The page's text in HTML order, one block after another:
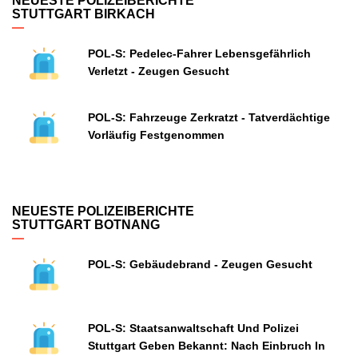
STUTTGART BIRKACH
POL-S: Pedelec-Fahrer Lebensgefährlich
Verletzt - Zeugen Gesucht
POL-S: Fahrzeuge Zerkratzt - Tatverdächtige
Vorläufig Festgenommen
NEUESTE POLIZEIBERICHTE
STUTTGART BOTNANG
POL-S: Gebäudebrand - Zeugen Gesucht
POL-S: Staatsanwaltschaft Und Polizei
Stuttgart Geben Bekannt: Nach Einbruch In